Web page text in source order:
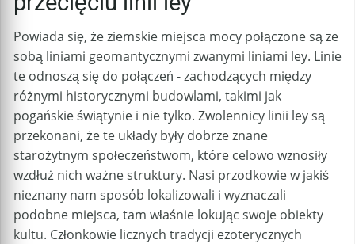
Powiada się, że ziemskie miejsca mocy połączone są ze
sobą liniami geomantycznymi zwanymi liniami ley. Linie
te odnoszą się do połączeń - zachodzących między
różnymi historycznymi budowlami, takimi jak
pogańskie świątynie i nie tylko. Zwolennicy linii ley są
przekonani, że te układy były dobrze znane
starożytnym społeczeństwom, które celowo wznosiły
wzdłuż nich ważne struktury. Nasi przodkowie w jakiś
nieznany nam sposób lokalizowali i wyznaczali
podobne miejsca, tam właśnie lokując swoje obiekty
kultu. Członkowie licznych tradycji ezoterycznych